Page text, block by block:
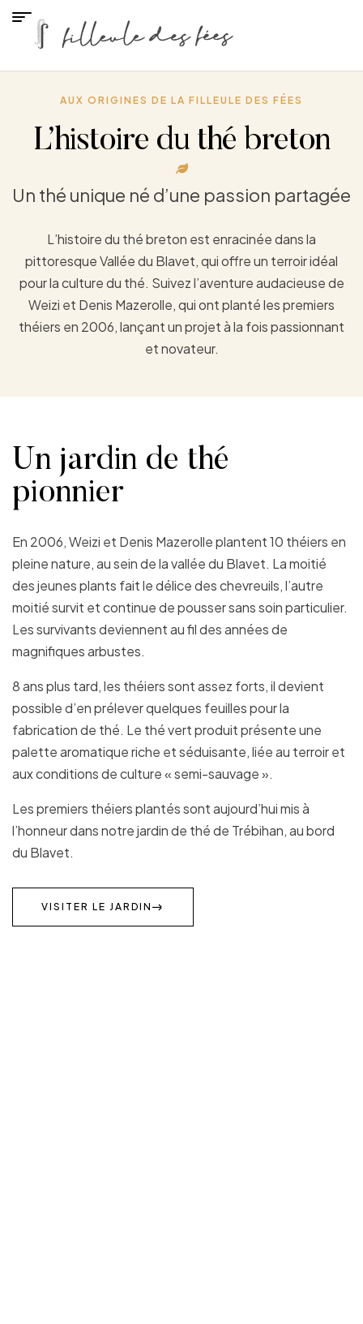
AUX ORIGINES DE LA FILLEULE DES FÉES
L’histoire du thé breton
Un thé unique né d’une passion partagée
L’histoire du thé breton est enracinée dans la
pittoresque Vallée du Blavet, qui offre un terroir idéal
pour la culture du thé. Suivez l’aventure audacieuse de
Weizi et Denis Mazerolle, qui ont planté les premiers
théiers en 2006, lançant un projet à la fois passionnant
et novateur.
Un jardin de thé
pionnier
En 2006, Weizi et Denis Mazerolle plantent 10 théiers en
pleine nature, au sein de la vallée du Blavet. La moitié
des jeunes plants fait le délice des chevreuils, l’autre
moitié survit et continue de pousser sans soin particulier.
Les survivants deviennent au fil des années de
magnifiques arbustes.
8 ans plus tard, les théiers sont assez forts, il devient
possible d’en prélever quelques feuilles pour la
fabrication de thé. Le thé vert produit présente une
palette aromatique riche et séduisante, liée au terroir et
aux conditions de culture « semi-sauvage ».
Les premiers théiers plantés sont aujourd’hui mis à
l’honneur dans notre jardin de thé de Trébihan, au bord
du Blavet.
VISITER LE JARDIN